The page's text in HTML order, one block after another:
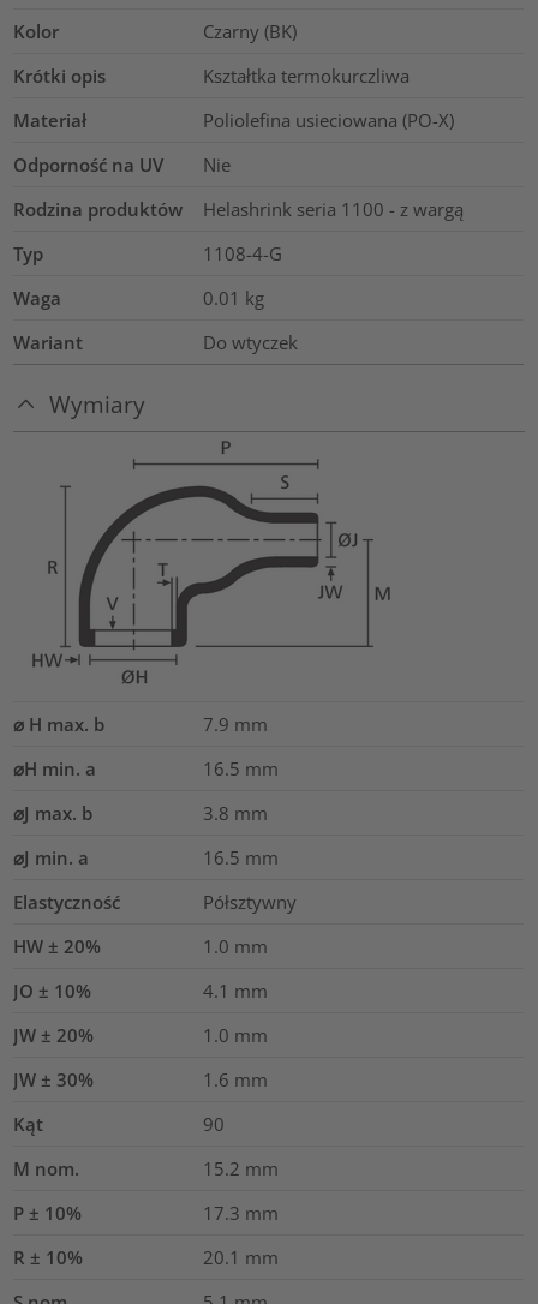
Kolor
Czarny (BK)
Krótki opis
Kształtka termokurczliwa
Materiał
Poliolefina usieciowana (PO-X)
Odporność na UV
Nie
Rodzina produktów
Helashrink seria 1100 - z wargą
Typ
1108-4-G
Waga
0.01 kg
Wariant
Do wtyczek
Wymiary
⌀ H max. b 7.9 mm
⌀H min. a
16.5 mm
⌀J max. b
3.8 mm
⌀J min. a
16.5 mm
Elastyczność
Półsztywny
HW ± 20%
1.0 mm
JO ± 10%
4.1 mm
JW ± 20%
1.0 mm
JW ± 30%
1.6 mm
Kąt
90
M nom.
15.2 mm
P ± 10%
17.3 mm
R ± 10%
20.1 mm